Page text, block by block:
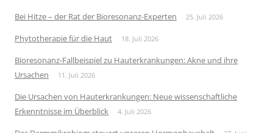
Bei Hitze – der Rat der Bioresonanz-Experten 25. Juli 2026
Phytotherapie für die Haut 18. Juli 2026
Bioresonanz-Fallbeispiel zu Hauterkrankungen: Akne und ihre
Ursachen
11. Juli 2026
Die Ursachen von Hauterkrankungen: Neue wissenschaftliche
Erkenntnisse im Überblick
4. Juli 2026